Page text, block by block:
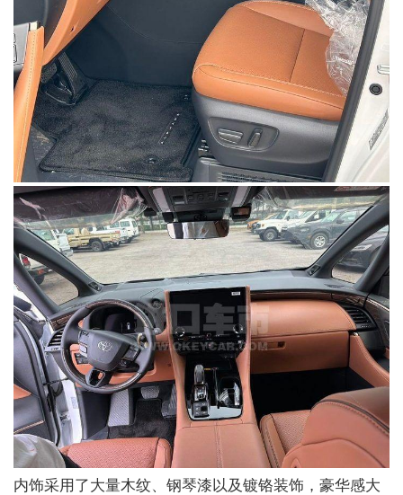
内饰采用了大量木纹、钢琴漆以及镀铬装饰，豪华感大